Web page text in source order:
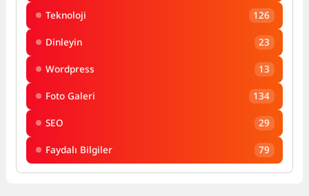
Teknoloji 126
Dinleyin 23
Wordpress 13
Foto Galeri 134
SEO 29
Faydalı Bilgiler 79